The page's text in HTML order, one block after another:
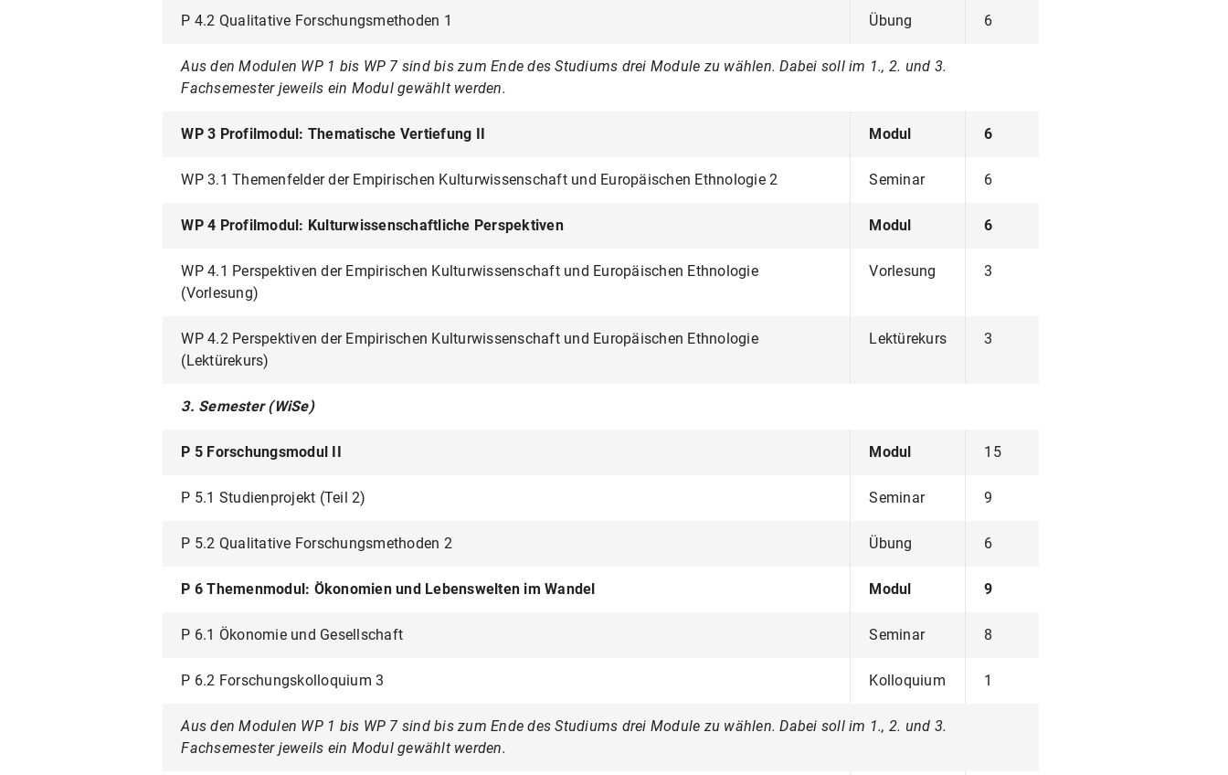
P 4.2 Qualitative Forschungsmethoden 1 Übung 6
Aus den Modulen WP 1 bis WP 7 sind bis zum Ende des Studiums drei Module zu wählen. Dabei soll im 1., 2. und 3.
Fachsemester jeweils ein Modul gewählt werden.
WP 3 Profilmodul: Thematische Vertiefung II Modul 6
WP 3.1 Themenfelder der Empirischen Kulturwissenschaft und Europäischen Ethnologie 2 Seminar 6
WP 4 Profilmodul: Kulturwissenschaftliche Perspektiven Modul 6
WP 4.1 Perspektiven der Empirischen Kulturwissenschaft und Europäischen Ethnologie
(Vorlesung)
Vorlesung 3
WP 4.2 Perspektiven der Empirischen Kulturwissenschaft und Europäischen Ethnologie
(Lektürekurs)
Lektürekurs 3
3. Semester (WiSe)
P 5 Forschungsmodul II Modul 15
P 5.1 Studienprojekt (Teil 2) Seminar 9
P 5.2 Qualitative Forschungsmethoden 2 Übung 6
P 6 Themenmodul: Ökonomien und Lebenswelten im Wandel Modul 9
P 6.1 Ökonomie und Gesellschaft Seminar 8
P 6.2 Forschungskolloquium 3 Kolloquium 1
Aus den Modulen WP 1 bis WP 7 sind bis zum Ende des Studiums drei Module zu wählen. Dabei soll im 1., 2. und 3.
Fachsemester jeweils ein Modul gewählt werden.